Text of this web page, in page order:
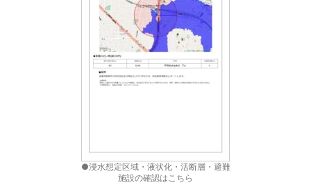
●浸水想定区域・液状化・活断層・避難
施設の確認はこちら